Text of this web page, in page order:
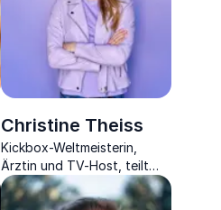
erreichen.
Christine Theiss
Kickbox-Weltmeisterin,
Ärztin und TV-Host, teilt
Erfolgsgeheimnisse für
Spitzenleistung in Sport und